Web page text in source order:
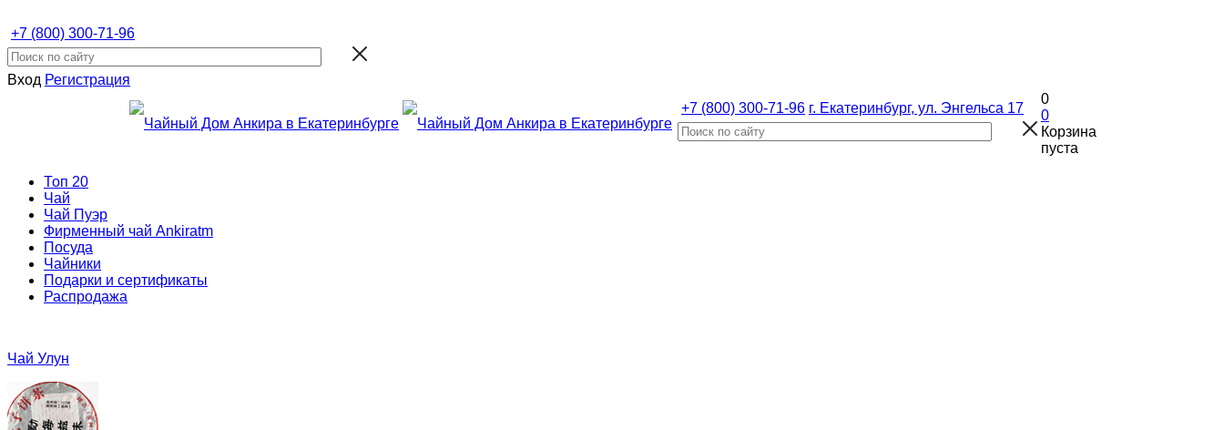
+7 (800) 300-71-96
Вход Регистрация
+7 (800) 300-71-96 г. Екатеринбург, ул. Энгельса 17
0
0
Корзина
пуста
Топ 20
Чай
Чай Пуэр
Фирменный чай Ankiratm
Посуда
Чайники
Подарки и сертификаты
Распродажа
Чай Улун